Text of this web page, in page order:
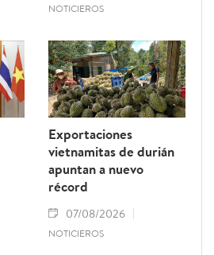
NOTICIEROS
Exportaciones
vietnamitas de durián
apuntan a nuevo
récord
07/08/2026
NOTICIEROS